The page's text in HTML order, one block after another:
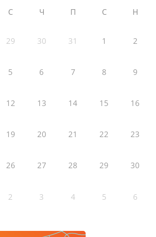
С Ч П С Н
29 30 31 1 2
5 6 7 8 9
12 13 14 15 16
19 20 21 22 23
26 27 28 29 30
2 3 4 5 6